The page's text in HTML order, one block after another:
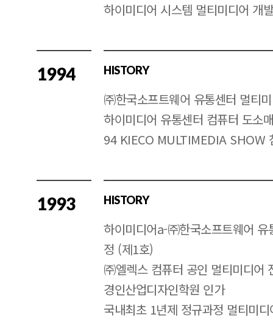
하이미디어 시스템 멀티미디어 개
1994 HISTORY
㈜한국소프트웨어 유통센터 멀티
하이미디어 유통센터 컴퓨터 도소
94 KIECO MULTIMEDIA SHOW
1993 HISTORY
하이미디어a-㈜한국소프트웨어
정 (제1호)
㈜엘렉스 컴퓨터 공인 멀티미디어
경인산업디자인학원 인가
국내최초 1년제 정규과정 멀티미